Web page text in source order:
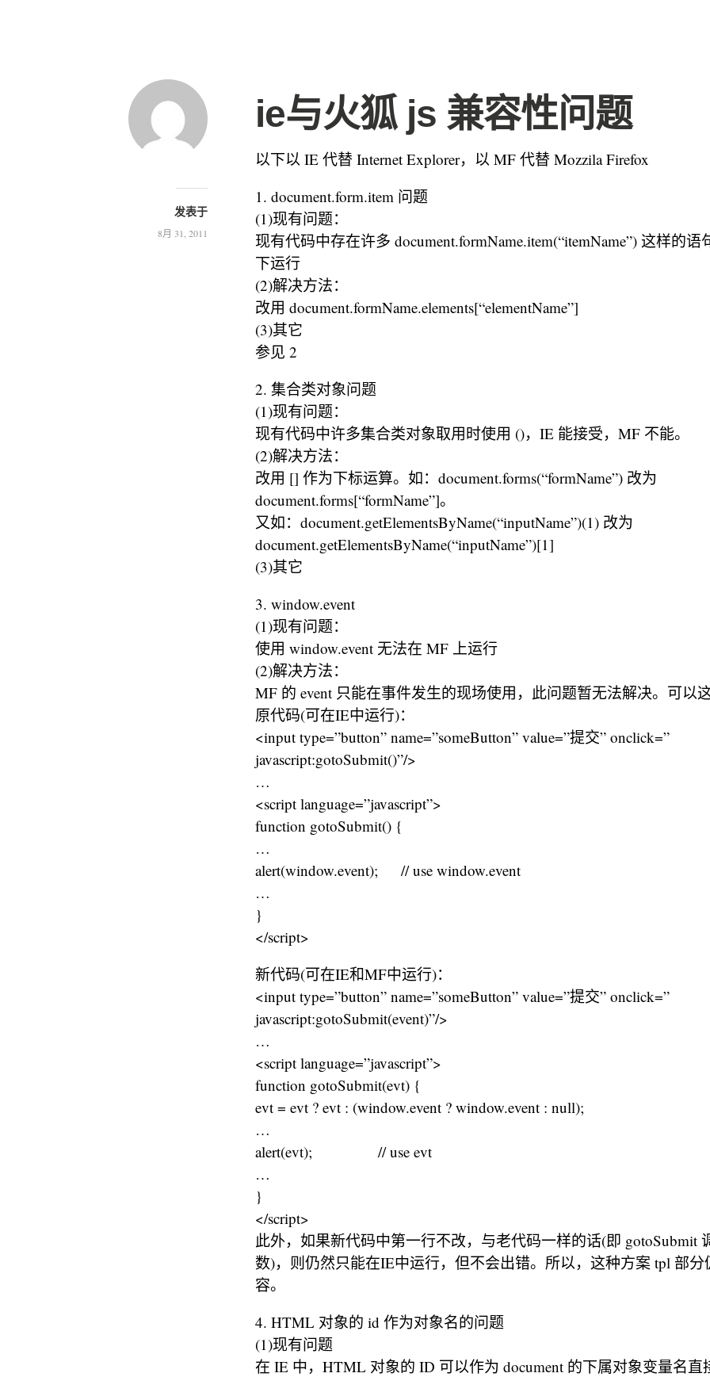
发表于
8月 31, 2011
ie与火狐 js 兼容性问题
以下以 IE 代替 Internet Explorer，以 MF 代替 Mozzila Firefox
1. document.form.item 问题
(1)现有问题：
现有代码中存在许多 document.formName.item(“itemName”) 这样的
下运行
(2)解决方法：
改用 document.formName.elements[“elementName”]
(3)其它
参见 2
2. 集合类对象问题
(1)现有问题：
现有代码中许多集合类对象取用时使用 ()，IE 能接受，MF 不能。
(2)解决方法：
改用 [] 作为下标运算。如：document.forms(“formName”) 改为
document.forms[“formName”]。
又如：document.getElementsByName(“inputName”)(1) 改为
document.getElementsByName(“inputName”)[1]
(3)其它
3. window.event
(1)现有问题：
使用 window.event 无法在 MF 上运行
(2)解决方法：
MF 的 event 只能在事件发生的现场使用，此问题暂无法解决。可以这
原代码(可在IE中运行)：
<input type=”button” name=”someButton” value=”提交” onclick=”
javascript:gotoSubmit()”/>
…
<script language=”javascript”>
function gotoSubmit() {
…
alert(window.event); // use window.event
…
}
</script>
新代码(可在IE和MF中运行)：
<input type=”button” name=”someButton” value=”提交” onclick=”
javascript:gotoSubmit(event)”/>
…
<script language=”javascript”>
function gotoSubmit(evt) {
evt = evt ? evt : (window.event ? window.event : null);
…
alert(evt); // use evt
…
}
</script>
此外，如果新代码中第一行不改，与老代码一样的话(即 gotoSubmit
数)，则仍然只能在IE中运行，但不会出错。所以，这种方案 tpl 部分
容。
4. HTML 对象的 id 作为对象名的问题
(1)现有问题
在 IE 中，HTML 对象的 ID 可以作为 document 的下属对象变量名直